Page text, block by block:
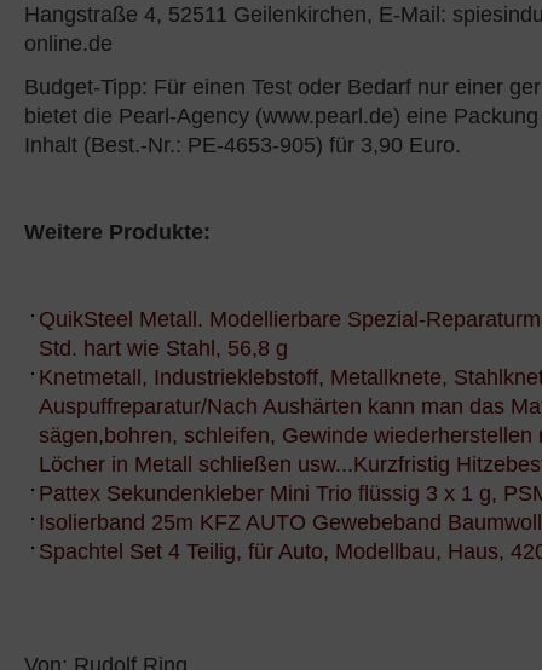
Hangstraße 4, 52511 Geilenkirchen, E-Mail:
online.de
Budget-Tipp: Für einen Test oder Bedarf nur einer
bietet die Pearl-Agency (www.pearl.de) eine
Inhalt (Best.-Nr.: PE-4653-905) für 3,90 Euro.
Weitere Produkte:
QuikSteel Metall. Modellierbare Spezial-
Std. hart wie Stahl, 56,8 g
Knetmetall, Industrieklebstoff, Metallknete,
Auspuffreparatur/Nach Aushärten kann man das
sägen,bohren, schleifen, Gewinde wiederherstellen
Löcher in Metall schließen usw...Kurzfristig
Pattex Sekundenkleber Mini Trio flüssig 3 x 1 g,
Isolierband 25m KFZ AUTO Gewebeband
Spachtel Set 4 Teilig, für Auto, Modellbau, Haus,
Von: Rudolf Ring